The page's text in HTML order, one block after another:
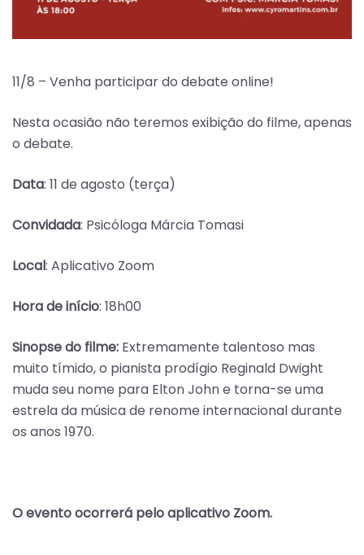
11/8 – Venha participar do debate online!
Nesta ocasião não teremos exibição do filme, apenas
o debate.
Data: 11 de agosto (terça)
Convidada: Psicóloga Márcia Tomasi
Local: Aplicativo Zoom
Hora de início: 18h00
Sinopse do filme: Extremamente talentoso mas
muito tímido, o pianista prodígio Reginald Dwight
muda seu nome para Elton John e torna-se uma
estrela da música de renome internacional durante
os anos 1970.
O evento ocorrerá pelo aplicativo Zoom.